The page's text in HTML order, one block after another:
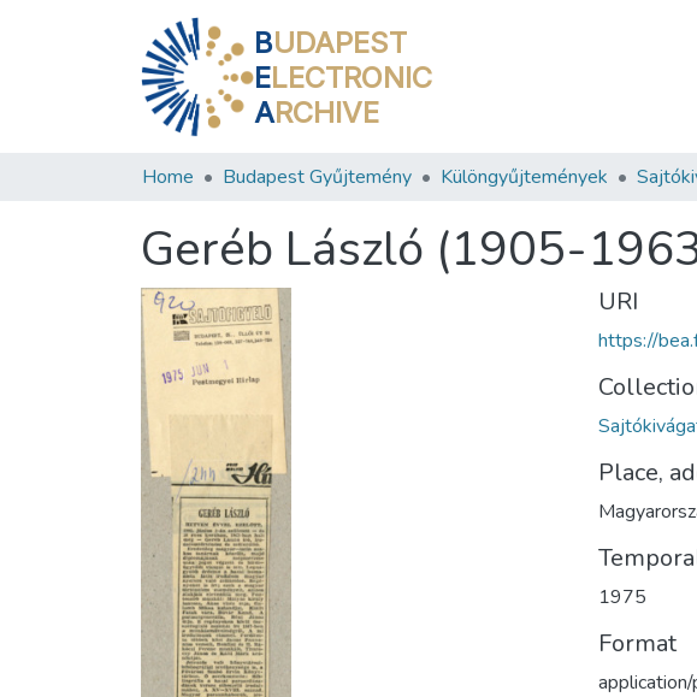
BUDAPEST
ELECTRONIC
ARCHIVE
Home Budapest Gyűjtemény Különgyűjtemények
Geréb László (1905-
URI
https://
Place,
1975
Format